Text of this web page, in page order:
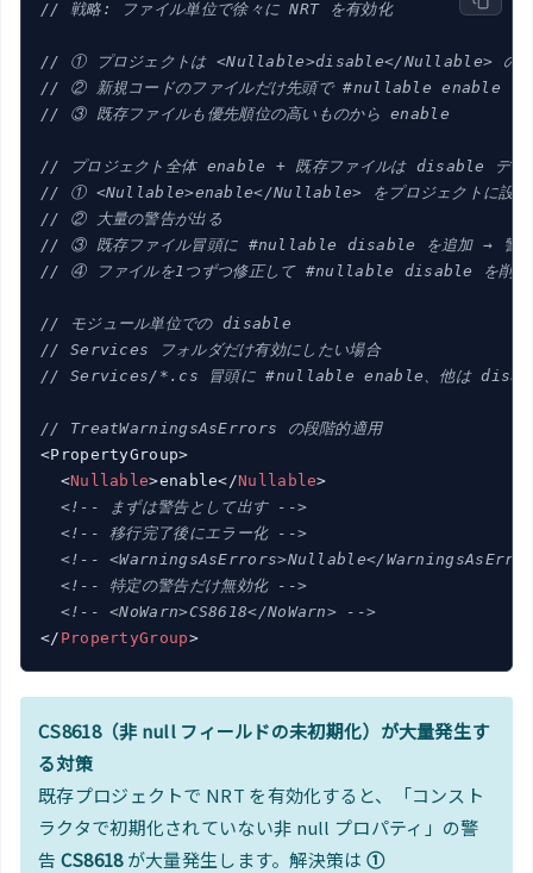
// 戦略: ファイル単位で徐々に NRT を有効化
// ① プロジェクトは <Nullable>disable</Nullable> のま
// ② 新規コードのファイルだけ先頭で #nullable enable
// ③ 既存ファイルも優先順位の高いものから enable
// プロジェクト全体 enable + 既存ファイルは disable ディ
// ① <Nullable>enable</Nullable> をプロジェクトに設定
// ② 大量の警告が出る
// ③ 既存ファイル冒頭に #nullable disable を追加 → 警告
// ④ ファイルを1つずつ修正して #nullable disable を削除
// モジュール単位での disable
// Services フォルダだけ有効にしたい場合
// Services/*.cs 冒頭に #nullable enable、他は
// TreatWarningsAsErrors の段階的適用
<PropertyGroup>
<Nullable>enable</Nullable>
<!-- まずは警告として出す -->
<!-- 移行完了後にエラー化 -->
<!-- <WarningsAsErrors>Nullable</
<!-- 特定の警告だけ無効化 -->
<!-- <NoWarn>CS8618</NoWarn> -->
</ PropertyGroup>
CS8618（非 null フィールドの未初期化）が大量発生す
る対策
既存プロジェクトで NRT を有効化すると、「コンスト
ラクタで初期化されていない非 null プロパティ」の警
告 CS8618が大量発生します。解決策は ①